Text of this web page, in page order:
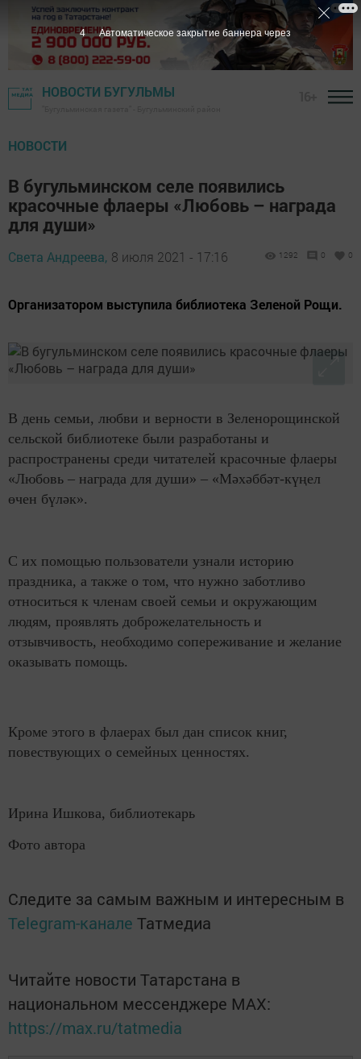
НОВОСТИ БУГУЛЬМЫ
НОВОСТИ
В бугульминском селе появились
красочные флаеры «Любовь – награда
для души»
Света Андреева, 8 июля 2021 - 17:16 1292 0 0
Организатором выступила библиотека Зеленой Рощи.
В день семьи, любви и верности в Зеленорощинской
сельской библиотеке были разработаны и
распространены среди читателей красочные флаеры
«Любовь – награда для души» – «Мәхәббәт-күңел
өчен бүләк».
С их помощью пользователи узнали историю
праздника, а также о том, что нужно заботливо
относиться к членам своей семьи и окружающим
людям, проявлять доброжелательность и
отзывчивость, необходимо сопереживание и желание
оказывать помощь.
Кроме этого в флаерах был дан список книг,
повествующих о семейных ценностях.
Ирина Ишкова, библиотекарь
Фото автора
Следите за самым важным и интересным в
Telegram-канале Татмедиа
Читайте новости Татарстана в
национальном мессенджере MАХ:
https://max.ru/tatmedia
3 Автоматическое закрытие баннера через